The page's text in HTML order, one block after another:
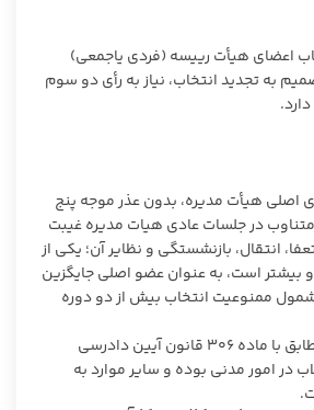
اعضای هیأت رییسه (فردی یاجمعی)
به تجدید انتخاب، نیاز به رأی دو سوم
اصلی هیأت مدیره، بدون عذر موجه پنج
در جلسات عادی هیات مدیره غیبت
انتقال، بازنشستگی و نظایر آن؛ یکی از
بیشتر است، به عنوان عضو اصلی جایگزین
ممنوعیت انتخاب بیش از دو دوره
تبصره: موارد عذر موجه مطابق با ماده ۳۰۶ قانون آیین دادرسی
در امور مدنی بوده و سایر موارد به